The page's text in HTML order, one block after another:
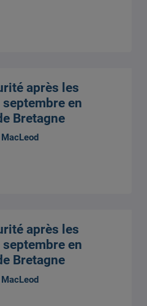
après les
en
Bretagne
après les
en
Bretagne